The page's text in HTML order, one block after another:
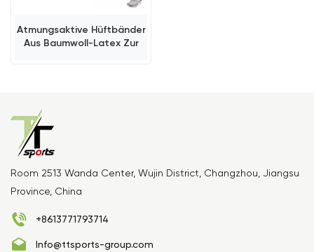
Atmungsaktive Hüftbänder
Aus Baumwoll-Latex Zur
Room 2513 Wanda Center, Wujin District, Changzhou, Jiangsu
Province, China
+8613771793714
Info@ttsports-group.com